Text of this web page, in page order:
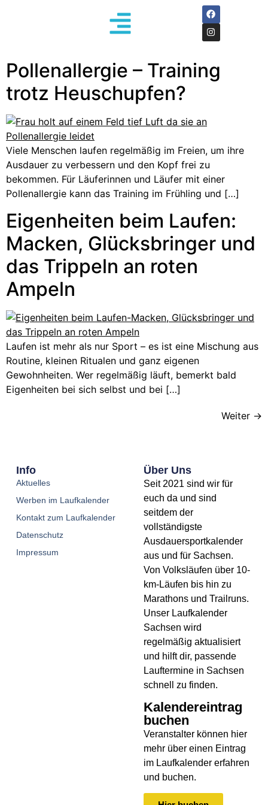
Pollenallergie – Training
trotz Heuschupfen?
Viele Menschen laufen regelmäßig im Freien, um ihre
Ausdauer zu verbessern und den Kopf frei zu
bekommen. Für Läuferinnen und Läufer mit einer
Pollenallergie kann das Training im Frühling und […]
Eigenheiten beim Laufen:
Macken, Glücksbringer und
das Trippeln an roten
Ampeln
Laufen ist mehr als nur Sport – es ist eine Mischung aus
Routine, kleinen Ritualen und ganz eigenen
Gewohnheiten. Wer regelmäßig läuft, bemerkt bald
Eigenheiten bei sich selbst und bei […]
Weiter →
Info
Aktuelles
Werben im Laufkalender
Kontakt zum Laufkalender
Datenschutz
Impressum
Über Uns
Kalendereintrag
buchen
Seit 2021 sind wir für
euch da und sind
seitdem der
vollständigste
Ausdauersportkalender
aus und für Sachsen.
Von Volksläufen über 10-
km-Läufen bis hin zu
Marathons und Trailruns.
Unser Laufkalender
Sachsen wird
regelmäßig aktualisiert
und hilft dir, passende
Lauftermine in Sachsen
schnell zu finden.
Veranstalter können hier
mehr über einen Eintrag
im Laufkalender erfahren
und buchen.